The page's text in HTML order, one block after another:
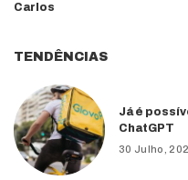
Carlos
TENDÊNCIAS
Já é
ChatGPT
30 Julho,